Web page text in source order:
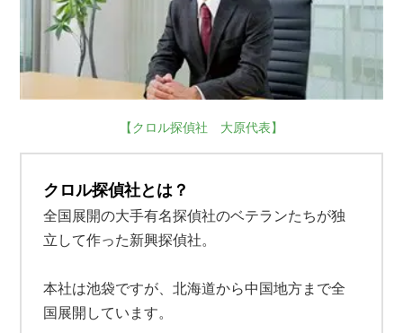
【クロル探偵社 大原代表】
クロル探偵社とは？
全国展開の大手有名探偵社のベテランたちが独
立して作った新興探偵社。
本社は池袋ですが、北海道から中国地方まで全
国展開しています。